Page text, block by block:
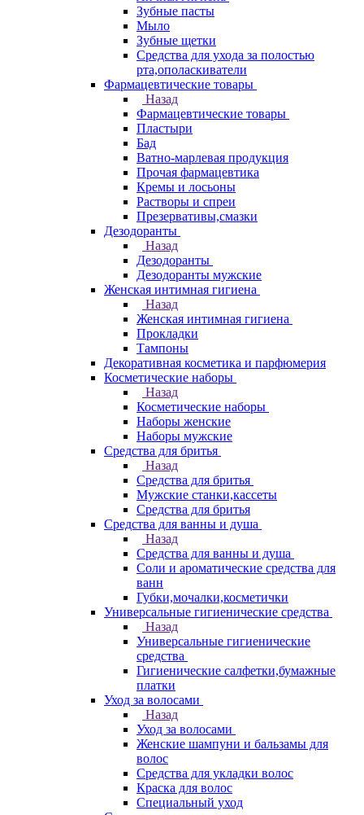
Зубные пасты
Мыло
Зубные щетки
Средства для ухода за полостью
рта,ополаскиватели
Фармацевтические товары
Назад
Фармацевтические товары
Пластыри
Бад
Ватно-марлевая продукция
Прочая фармацевтика
Кремы и лосьоны
Растворы и спреи
Презервативы,смазки
Дезодоранты
Назад
Дезодоранты
Дезодоранты мужские
Женская интимная гигиена
Назад
Женская интимная гигиена
Прокладки
Тампоны
Декоративная косметика и парфюмерия
Косметические наборы
Назад
Косметические наборы
Наборы женские
Наборы мужские
Средства для бритья
Назад
Средства для бритья
Мужские станки,кассеты
Средства для бритья
Средства для ванны и душа
Назад
Средства для ванны и душа
Соли и ароматические средства для
ванн
Губки,мочалки,косметички
Универсальные гигиенические средства
Назад
Универсальные гигиенические
средства
Гигиенические салфетки,бумажные
платки
Уход за волосами
Назад
Уход за волосами
Женские шампуни и бальзамы для
волос
Средства для укладки волос
Краска для волос
Специальный уход